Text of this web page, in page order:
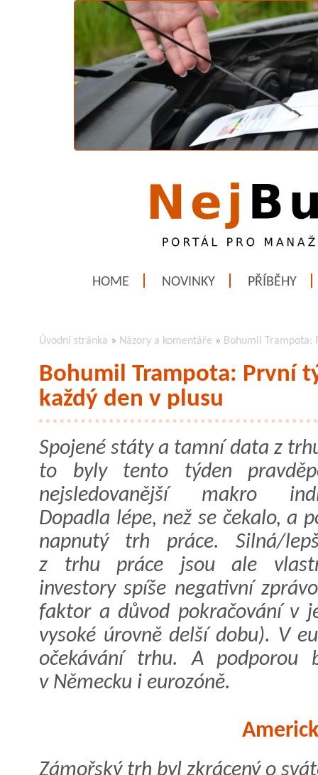
HOME NOVINKY PŘÍBĚHY
Úvodní stránka » Názory a komentáře » Bohumil Trampota:
Bohumil Trampota: První
každý den v plusu
Spojené státy a tamní data z
to byly tento týden
nejsledovanější makro
Dopadla lépe, než se čekalo, a
napnutý trh práce. Silná/
z trhu práce jsou ale
investory spíše negativní
faktor a důvod pokračování v
vysoké úrovně delší dobu). V
očekávání trhu. A podporou
v Německu i eurozóně.
Zámořský trh byl zkrácený o